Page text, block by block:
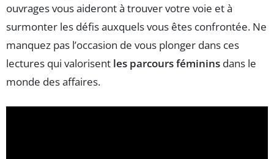
ouvrages vous aideront à trouver votre voie et à
surmonter les défis auxquels vous êtes confrontée. Ne
manquez pas l’occasion de vous plonger dans ces
lectures qui valorisent les parcours féminins dans le
monde des affaires.